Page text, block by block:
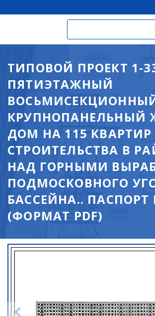
ТИПОВОЙ ПРОЕКТ 1-
ПЯТИЭТАЖНЫЙ
КРУПНОПАНЕЛЬНЫЙ
ДОМ НА 115
СТРОИТЕЛЬСТВА В
НАД ГОРНЫМИ
ПОДМОСКОВНОГО
БАССЕЙНА.. ПАСПОРТ
(ФОРМАТ PDF)